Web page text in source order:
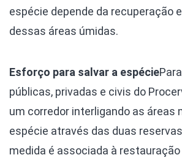
espécie depende da recuperação
dessas áreas úmidas.
Esforço para salvar a espécie
públicas, privadas e civis do
um corredor interligando as áreas
espécie através das duas
medida é associada à restauração